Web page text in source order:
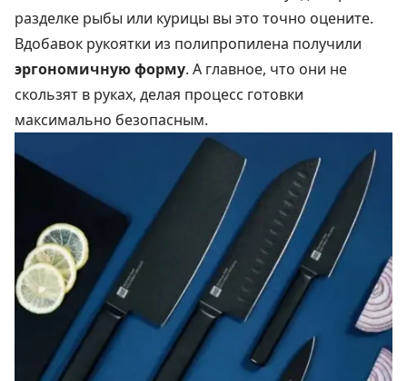
разделке рыбы или курицы вы это точно оцените.
Вдобавок рукоятки из полипропилена получили
эргономичную форму. А главное, что они не
скользят в руках, делая процесс готовки
максимально безопасным.